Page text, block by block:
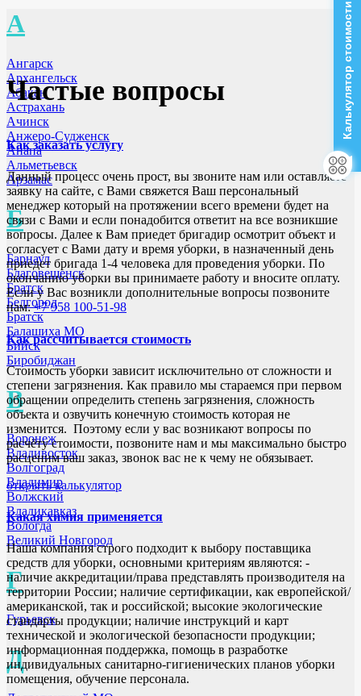
А
Ангарск
Архангельск
Абакан
Астрахань
Ачинск
Анжеро-Судженск
Анапа
Альметьевск
Арзамас
Б
Барнаул
Благовещенск
Братск
Белгород
Братск
Балашиха МО
Бийск
Биробиджан
В
Воронеж
Владивосток
Волгоград
Владимир
Волжский
Владикавказ
Вологда
Великий Новгород
Г
Гурьевск
Д
Частые вопросы
Как заказать услугу
Данный процесс очень прост, вы звоните нам или оставляете
заявку на сайте, с Вами свяжется Ваш персональный
менеджер который на протяжении всего времени будет на
связи с Вами и если понадобится ответит на все возникшие
вопросы. Далее к Вам приедет бригадир осмотрит объект и
согласует с Вами дату и время уборки, в назначенный день
приедет бригада 1-4 человека для проведения уборки. По
окончанию уборки вы принимаете работу и вносите оплату.
Если у Вас возникли дополнительные вопросы позвоните
нам:+7 958 100-51-98
Как рассчитывается стоимость
Стоимость уборки зависит исключительно от сложности и
степени загрязнения. Как правило мы стараемся при первом
обращении определить степень загрязнения, сложность
объекта и озвучить конечную стоимость которая не
изменится. Поэтому если у вас возникают вопросы по
расчёту стоимости, позвоните нам и мы максимально быстро
расценим ваш заказ, звонок вас не к чему не обязывает.
открыть калькулятор
Какая химия применяется
Наша компания строго подходит к выбору поставщика
средств для уборки, основными критериям являются: -
наличие аккредитации/права представлять производителя на
территории России; наличие сертификации, как европейской/
американской, так и российской; высокие экологические
стандарты продукции; наличие инструкций и карт
технической и экологической безопасности продукции;
информационная поддержка, помощь в разработке
индивидуальных санитарно-гигиенических планов уборки
помещения, обучение персонала.
Калькулятор стоимости